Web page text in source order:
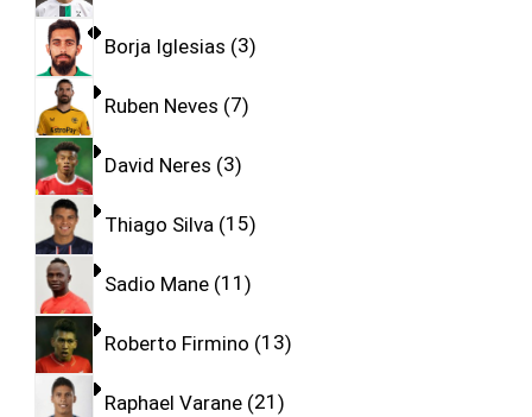
Borja Iglesias 3
Ruben Neves 7
David Neres 3
Thiago Silva 15
Sadio Mane 11
Roberto Firmino 13
Raphael Varane 21